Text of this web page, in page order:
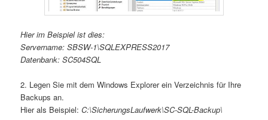
Hier im Beispiel ist dies:
Servername: SBSW-1\SQLEXPRESS2017
Datenbank: SC504SQL
2. Legen Sie mit dem Windows Explorer ein Verzeichnis für Ihre
Backups an.
Hier als Beispiel:C:\SicherungsLaufwerk\SC-SQL-Backup\